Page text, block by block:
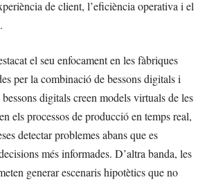
de client, l’eficiència operativa i el
el seu enfocament en les fàbriques
per la combinació de bessons digitals i
digitals creen models virtuals de les
els processos de producció en temps real,
detectar problemes abans que es
més informades. D’altra banda, les
generar escenaris hipotètics que no